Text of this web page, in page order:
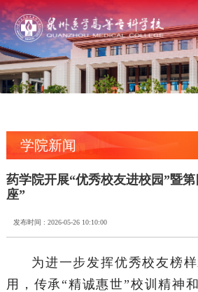
学院新闻
药学院开展“优秀校友进校园”暨
座”
发布时间 : 2026-05-26 10:10:00
为进一步发挥优秀校友榜
用，传承“精诚惠世”校训精神